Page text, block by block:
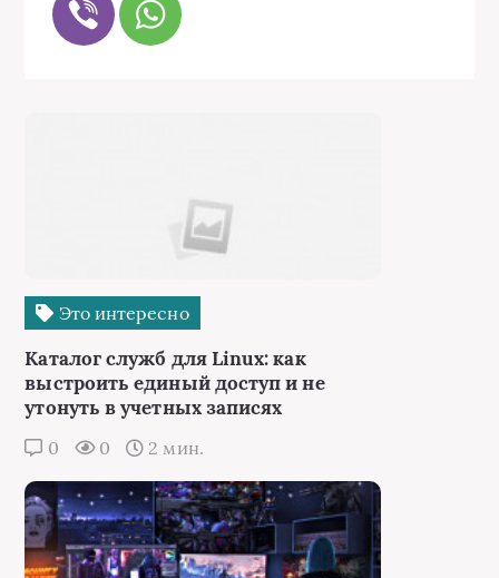
Это интересно
Каталог служб для Linux: как
выстроить единый доступ и не
утонуть в учетных записях
0 0 2 мин.